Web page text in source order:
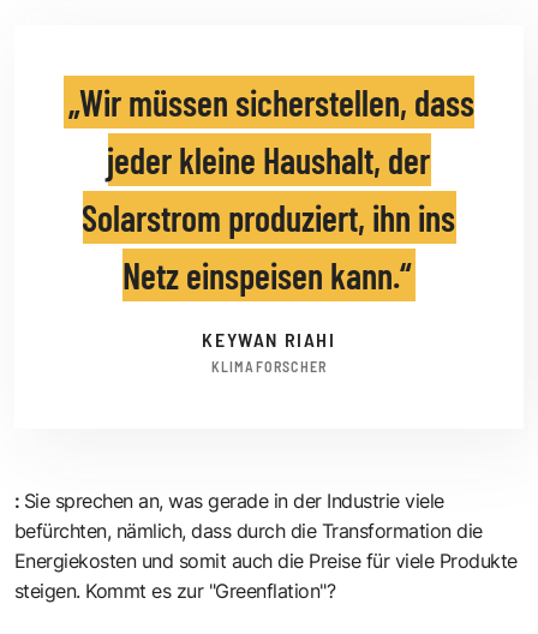
Wir müssen sicherstellen, dass
jeder kleine Haushalt, der
Solarstrom produziert, ihn ins
Netz einspeisen kann.
KEYWAN RIAHI
KLIMAFORSCHER
: Sie sprechen an, was gerade in der Industrie viele
befürchten, nämlich, dass durch die Transformation die
Energiekosten und somit auch die Preise für viele Produkte
steigen. Kommt es zur "Greenflation"?